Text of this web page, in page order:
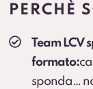
PERCHÈ
Team LCV
formato:
sponda…